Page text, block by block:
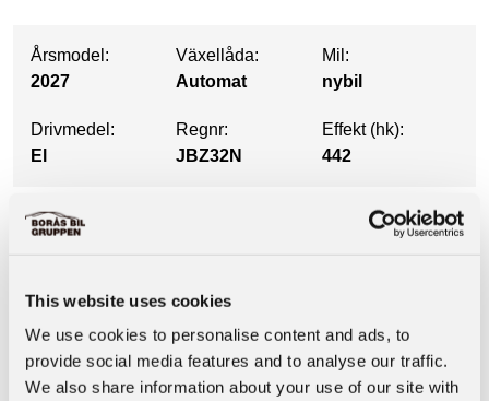
This website uses cookies
We use cookies to personalise content and ads, to
provide social media features and to analyse our traffic.
We also share information about your use of our site with
Årsmodel:
2027
Växellåda:
Automat
Mil:
nybil
Drivmedel:
El
Regnr:
JBZ32N
Effekt (hk):
442
Motor & Prestanda